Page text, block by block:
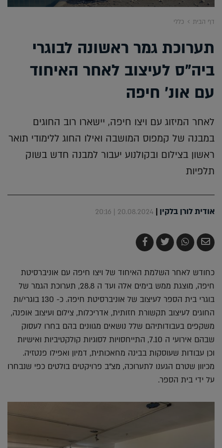
דף הבית כללי
תערוכת גמר ראשונה לבוגרי
ביה"ס לעיצוב לאחר האיחוד
עם אונ' חיפה
לאחר המיזוג עם ויצו חיפה, יישארו רוב החוגים
במבנה של קמפוס המושבה ואילו החוג ללימודי תואר
ראשון בצילום ובקולנוע יעבור למבנה חדש בשוק
תלפיות
אודית לורן בלקין |
20.08.2024 | 20:16
שלח
בדואר
שתף
ב-
צייץ
ב-
שתף
ב-
כחודש לאחר השלמת האיחוד של ויצו חיפה עם אוניברסיטת
חיפה, מוצגת ממש בימים אלה ועד ה 28.8, תערוכת הגמר של
בוגרי בית הספר לעיצוב של אוניברסיטת חיפה. כ- 130 בוגרי/ות
החוגים לעיצוב תקשורת חזותית, אדריכלות, צילום ועיצוב אופנה,
משקפים בעבודותיהם שלל נושאים מגוונים בהם בחרו לעסוק
שבהם אירועי ה 7.10, התייחסויות לסוגיות קולקטיביות ואישיות
וכן עבודות שעוסקות בבינה מחאכותית, דמיון ואפילו פנטזיה.
מכיוון שטרם הגענו לתערוכה, מצ"ב פרויקטים בולטים כפי שנבחרו
על ידי בית הספר.